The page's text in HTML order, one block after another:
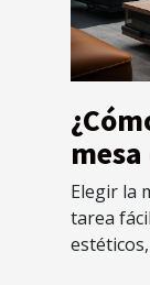
Elegir la
tarea